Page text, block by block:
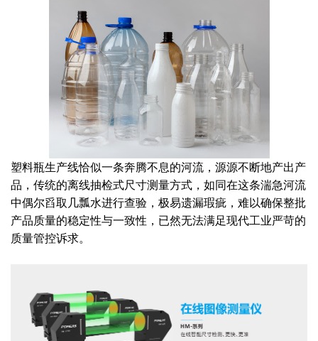
塑料瓶生产线恰似一条奔腾不息的河流，源源不断地产出产
品，传统的离线抽检式尺寸测量方式，如同在这条湍急河流
中偶尔舀取几瓢水进行查验，极易遗漏瑕疵，难以确保整批
产品质量的稳定性与一致性，已然无法满足现代工业严苛的
质量管控诉求。